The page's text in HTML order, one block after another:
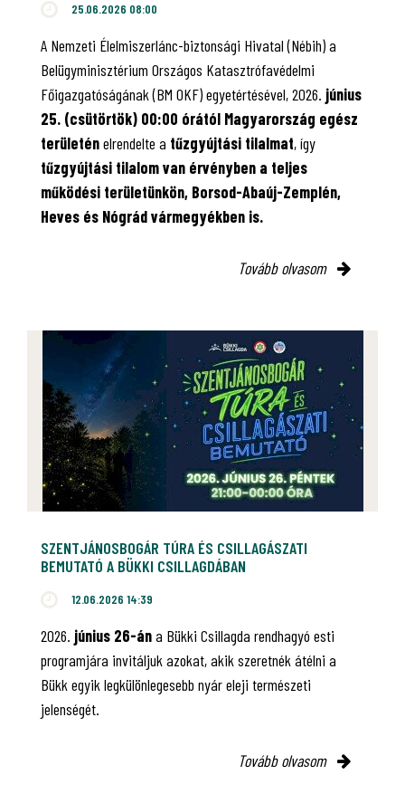
25.06.2026 08:00
A Nemzeti Élelmiszerlánc-biztonsági Hivatal (Nébih) a
Belügyminisztérium Országos Katasztrófavédelmi
Főigazgatóságának (BM OKF) egyetértésével, 2026. június
25. (csütörtök) 00:00 órától Magyarország egész
területénelrendelte a tűzgyújtási tilalmat, így
tűzgyújtási tilalom van érvényben a teljes
működési területünkön, Borsod-Abaúj-Zemplén,
Heves és Nógrád vármegyékben is.
Tovább olvasom
SZENTJÁNOSBOGÁR TÚRA ÉS CSILLAGÁSZATI
BEMUTATÓ A BÜKKI CSILLAGDÁBAN
12.06.2026 14:39
2026. június 26-ána Bükki Csillagda rendhagyó esti
programjára invitáljuk azokat, akik szeretnék átélni a
Bükk egyik legkülönlegesebb nyár eleji természeti
jelenségét.
Tovább olvasom